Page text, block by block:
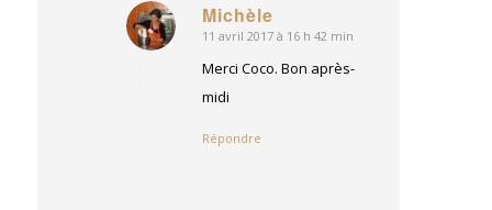
Michèle
dit
11 avril 2017 à 16 h 42 min
Merci Coco. Bon après-
midi
Répondre